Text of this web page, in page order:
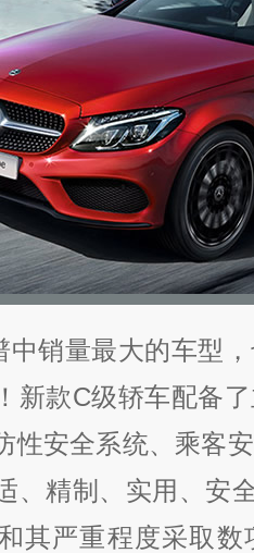
中销量最大的车型
新款C级轿车配备
性安全系统、乘客
、精制、实用、安
其严重程度采取